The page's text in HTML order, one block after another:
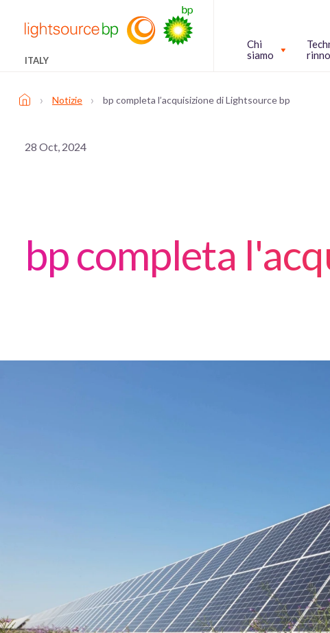
ITALY
Chi
siamo
› Notizie › bp completa l’acquisizione di Lightsource bp
28 Oct, 2024
bp completa